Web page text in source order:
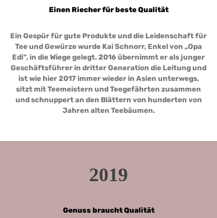
Einen Riecher für beste Qualität
Ein Gespür für gute Produkte und die Leidenschaft für
Tee und Gewürze wurde Kai Schnorr, Enkel von „Opa
Edi“, in die Wiege gelegt. 2016 übernimmt er als junger
Geschäftsführer in dritter Generation die Leitung und
ist wie hier 2017 immer wieder in Asien unterwegs,
sitzt mit Teemeistern und Teegefährten zusammen
und schnuppert an den Blättern von hunderten von
Jahren alten Teebäumen.
2019
Genuss braucht Qualität